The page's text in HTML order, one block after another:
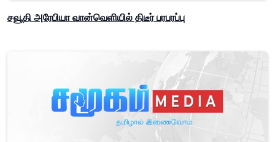
சவூதி அரேபியா வான்வெளியில் திடீர் பரபரப்பு